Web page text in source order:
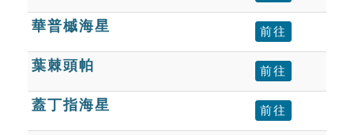
華普槭海星 前往
葉棘頭帕 前往
蓋丁指海星 前往